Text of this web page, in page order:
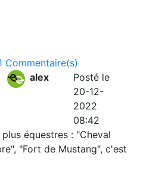
Commentaire(s)
alex
Posté le
20-12-
2022
08:42
équestres : "Cheval
"Fort de Mustang", c'est